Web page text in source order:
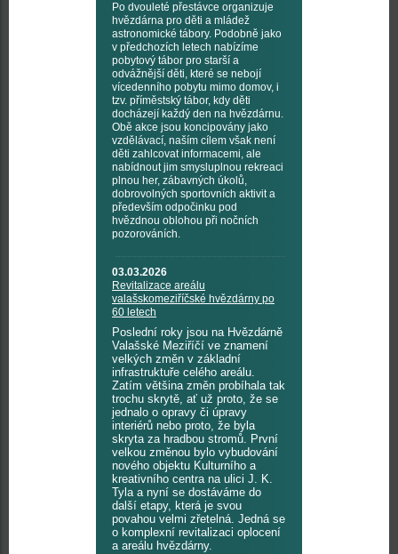
Po dvouleté přestávce organizuje
hvězdárna pro děti a mládež
astronomické tábory. Podobně jako
v předchozích letech nabízíme
pobytový tábor pro starší a
odvážnější děti, které se nebojí
vícedenního pobytu mimo domov, i
tzv. příměstský tábor, kdy děti
docházejí každý den na hvězdárnu.
Obě akce jsou koncipovány jako
vzdělávací, naším cílem však není
děti zahlcovat informacemi, ale
nabídnout jim smysluplnou rekreaci
plnou her, zábavných úkolů,
dobrovolných sportovních aktivit a
především odpočinku pod
hvězdnou oblohou při nočních
pozorováních.
03.03.2026
Revitalizace areálu
valašskomeziříčské hvězdárny po
60 letech
Poslední roky jsou na Hvězdárně
Valašské Meziříčí ve znamení
velkých změn v základní
infrastruktuře celého areálu.
Zatím většina změn probíhala tak
trochu skrytě, ať už proto, že se
jednalo o opravy či úpravy
interiérů nebo proto, že byla
skryta za hradbou stromů. První
velkou změnou bylo vybudování
nového objektu Kulturního a
kreativního centra na ulici J. K.
Tyla a nyní se dostáváme do
další etapy, která je svou
povahou velmi zřetelná. Jedná se
o komplexní revitalizaci oplocení
a areálu hvězdárny.